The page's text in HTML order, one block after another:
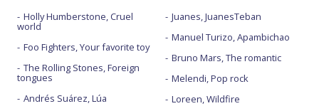
Holly Humberstone, Cruel
world
Foo Fighters, Your favorite toy
The Rolling Stones, Foreign
tongues
Andrés Suárez, Lúa
Juanes, JuanesTeban
Manuel Turizo, Apambichao
Bruno Mars, The romantic
Melendi, Pop rock
Loreen, Wildfire